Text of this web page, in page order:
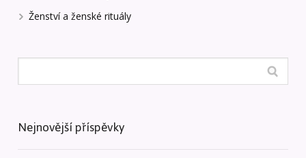
Ženství a ženské rituály
Nejnovější příspěvky